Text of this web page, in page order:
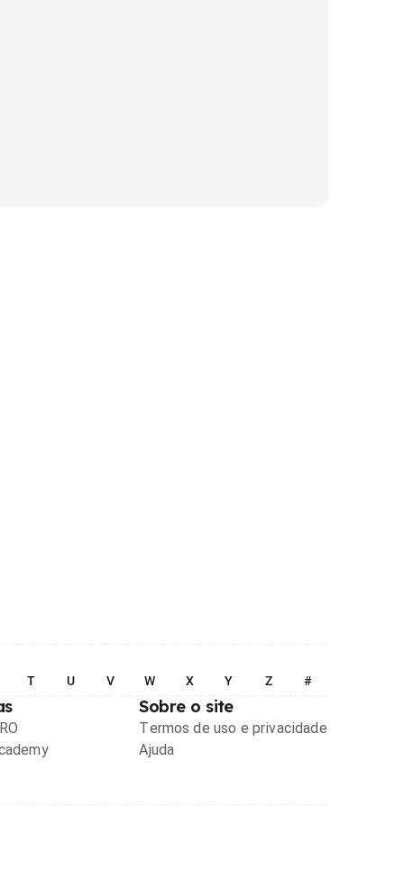
T U V W X Y Z #
Sobre o site
Termos de uso e privacidade
Ajuda